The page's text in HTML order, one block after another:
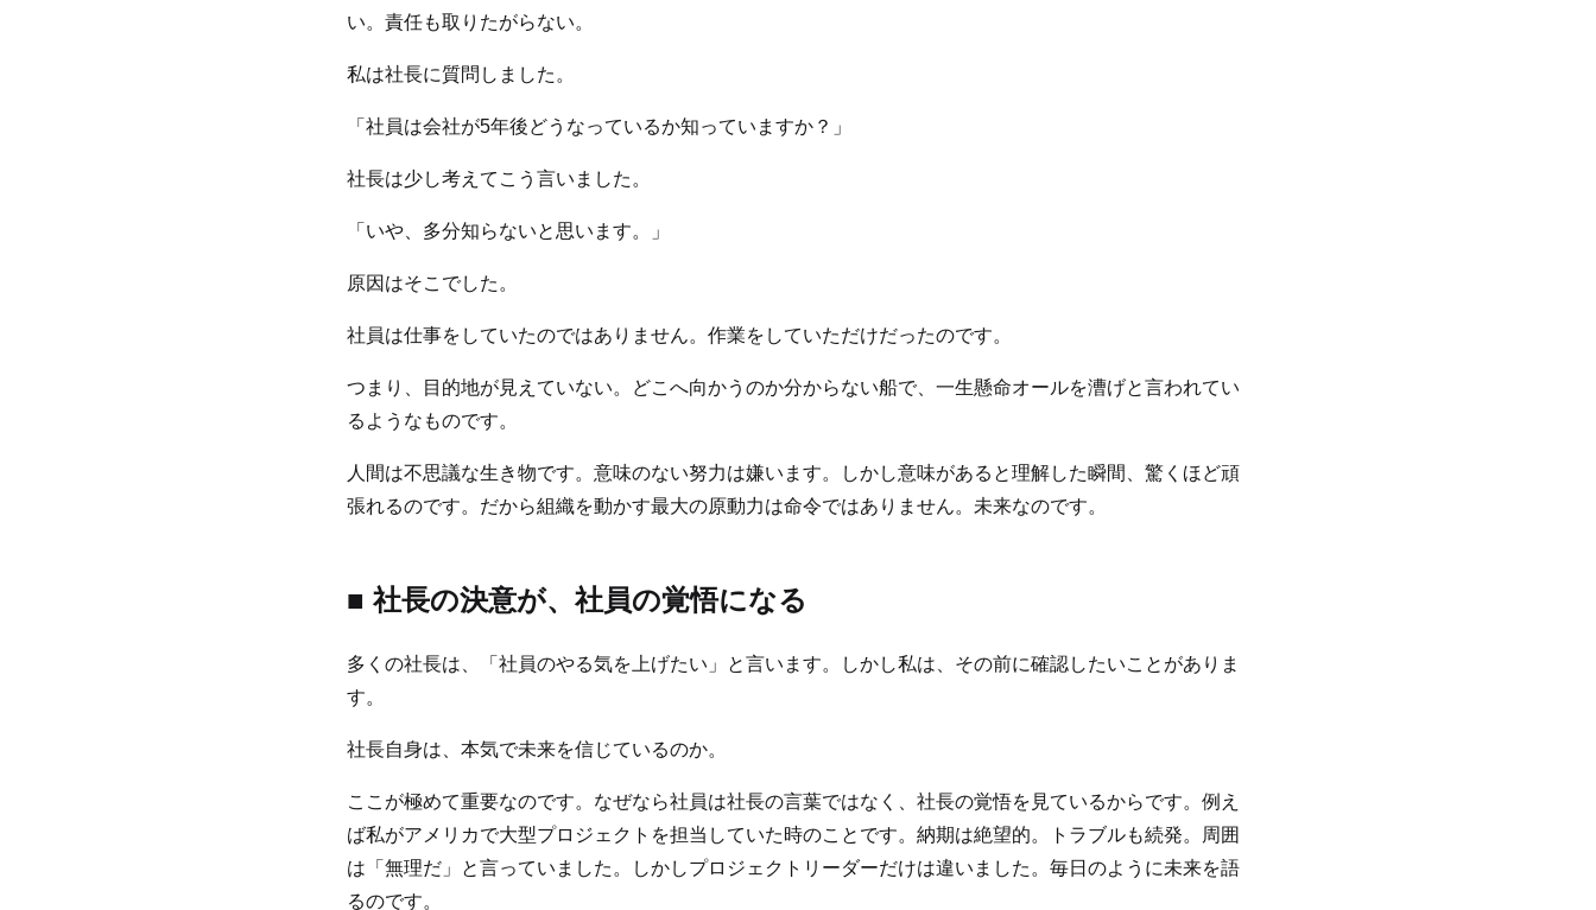
い。責任も取りたがらない。
私は社長に質問しました。
「社員は会社が5年後どうなっているか知っていますか？」
社長は少し考えてこう言いました。
「いや、多分知らないと思います。」
原因はそこでした。
社員は仕事をしていたのではありません。作業をしていただけだったのです。
つまり、目的地が見えていない。どこへ向かうのか分からない船で、一生懸命オールを漕げと言われてい
るようなものです。
人間は不思議な生き物です。意味のない努力は嫌います。しかし意味があると理解した瞬間、驚くほど頑
張れるのです。だから組織を動かす最大の原動力は命令ではありません。未来なのです。
■ 社長の決意が、社員の覚悟になる
多くの社長は、「社員のやる気を上げたい」と言います。しかし私は、その前に確認したいことがありま
す。
社長自身は、本気で未来を信じているのか。
ここが極めて重要なのです。なぜなら社員は社長の言葉ではなく、社長の覚悟を見ているからです。例え
ば私がアメリカで大型プロジェクトを担当していた時のことです。納期は絶望的。トラブルも続発。周囲
は「無理だ」と言っていました。しかしプロジェクトリーダーだけは違いました。毎日のように未来を語
るのです。